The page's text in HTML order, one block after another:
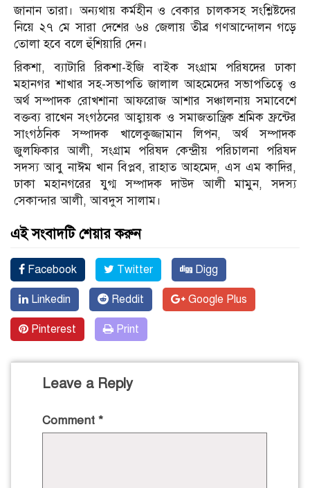
জানান তারা। অন্যথায় কর্মহীন ও বেকার চালকসহ সংশ্লিষ্টদের
নিয়ে ২৭ মে সারা দেশের ৬৪ জেলায় তীব্র গণআন্দোলন গড়ে
তোলা হবে বলে হুঁশিয়ারি দেন।
রিকশা, ব্যাটারি রিকশা-ইজি বাইক সংগ্রাম পরিষদের ঢাকা
মহানগর শাখার সহ-সভাপতি জালাল আহমেদের সভাপতিত্বে ও
অর্থ সম্পাদক রোখশানা আফরোজ আশার সঞ্চালনায় সমাবেশে
বক্তব্য রাখেন সংগঠনের আহ্বায়ক ও সমাজতান্ত্রিক শ্রমিক ফ্রন্টের
সাংগঠনিক সম্পাদক খালেকুজ্জামান লিপন, অর্থ সম্পাদক
জুলফিকার আলী, সংগ্রাম পরিষদ কেন্দ্রীয় পরিচালনা পরিষদ
সদস্য আবু নাঈম খান বিপ্লব, রাহাত আহমেদ, এস এম কাদির,
ঢাকা মহানগরের যুগ্ম সম্পাদক দাউদ আলী মামুন, সদস্য
সেকান্দার আলী, আবদুস সালাম।
এই সংবাদটি শেয়ার করুন
Facebook Twitter Digg
Linkedin Reddit Google Plus
Pinterest Print
Leave a Reply
Comment *